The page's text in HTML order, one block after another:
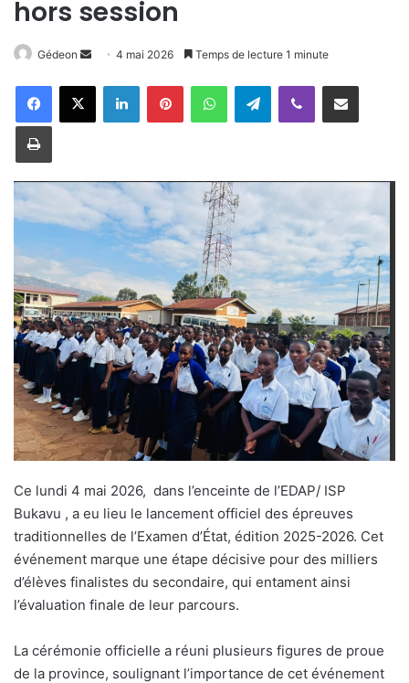
hors session
Gédeon
o
r
u
n
o
u
r
r
i
4 mai 2026 Temps de lecture 1 minute
Telegram
Ce lundi 4 mai 2026, dans l’enceinte de l’EDAP/ ISP
Bukavu , a eu lieu le lancement officiel des épreuves
traditionnelles de l’Examen d’État, édition 2025-2026. Cet
événement marque une étape décisive pour des milliers
d’élèves finalistes du secondaire, qui entament ainsi
l’évaluation finale de leur parcours.
La cérémonie officielle a réuni plusieurs figures de proue
de la province, soulignant l’importance de cet événement